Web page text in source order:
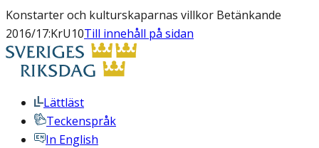
Konstarter och kulturskaparnas villkor Betänkande
2016/17:KrU10Till innehåll på sidan
Lättläst
Teckenspråk
In English